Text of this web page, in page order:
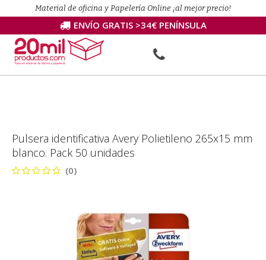
Material de oficina y Papelería Online ¡al mejor precio!
ENVÍO GRATIS >34€ PENÍNSULA
Pulsera identificativa Avery Polietileno 265x15 mm
blanco. Pack 50 unidades
(0)